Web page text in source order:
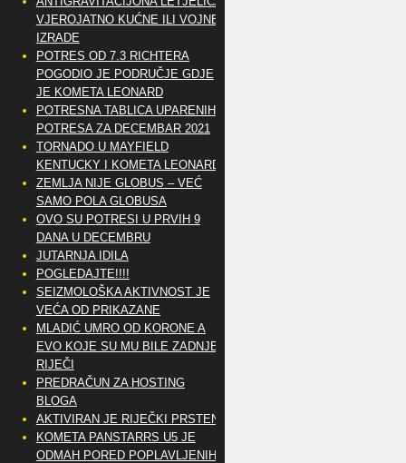
VJEROJATNO KUĆNE ILI VOJNE
IZRADE
POTRES OD 7.3 RICHTERA
POGODIO JE PODRUČJE GDJE
JE KOMETA LEONARD
POTRESNA TABLICA UPARENIH
POTRESA ZA DECEMBAR 2021
TORNADO U MAYFIELD
KENTUCKY I KOMETA LEONARD
ZEMLJA NIJE GLOBUS – VEĆ
SAMO POLA GLOBUSA
OVO SU POTRESI U PRVIH 9
DANA U DECEMBRU
JUTARNJA IDILA
POGLEDAJTE!!!!
SEIZMOLOŠKA AKTIVNOST JE
VEĆA OD PRIKAZANE
MLADIĆ UMRO OD KORONE A
EVO KOJE SU MU BILE ZADNJE
RIJEČI
PREDRAČUN ZA HOSTING
BLOGA
AKTIVIRAN JE RIJEČKI PRSTEN
KOMETA PANSTARRS U5 JE
ODMAH PORED POPLAVLJENIH